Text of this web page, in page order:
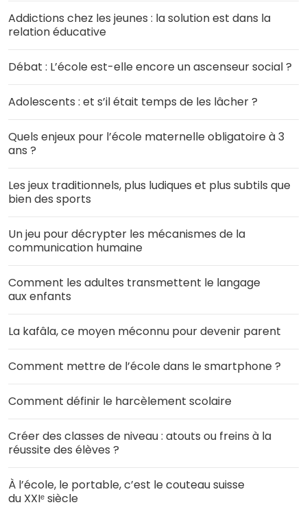
Addictions chez les jeunes : la solution est dans la
relation éducative
Débat : L’école est-elle encore un ascenseur social ?
Adolescents : et s’il était temps de les lâcher ?
Quels enjeux pour l’école maternelle obligatoire à 3
ans ?
Les jeux traditionnels, plus ludiques et plus subtils que
bien des sports
Un jeu pour décrypter les mécanismes de la
communication humaine
Comment les adultes transmettent le langage
aux enfants
La kafâla, ce moyen méconnu pour devenir parent
Comment mettre de l’école dans le smartphone ?
Comment définir le harcèlement scolaire
Créer des classes de niveau : atouts ou freins à la
réussite des élèves ?
À l’école, le portable, c’est le couteau suisse
du XXIᵉ siècle